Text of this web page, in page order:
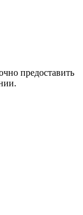
предоставить